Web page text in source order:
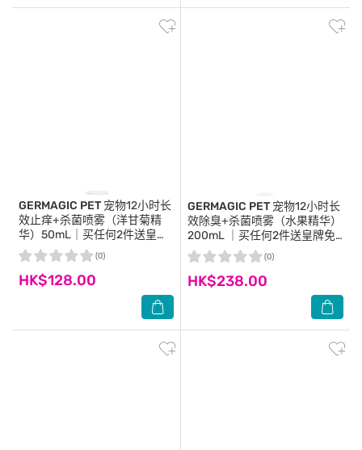
GERMAGIC PET 宠物12小时长
效止痒+杀菌喷雾（洋甘菊精
华）50mL｜买任何2件送皇牌
免冲洁净手套乙片｜ 商家直
送-5個工作天內送到府上
HK$128.00
(0)
GERMAGIC PET 宠物12小时长
效除臭+杀菌喷雾（水果精华）
200mL ｜买任何2件送皇牌免
冲洁净手套乙片｜商家直送-5
個工作天內送到府上
HK$238.00
(0)